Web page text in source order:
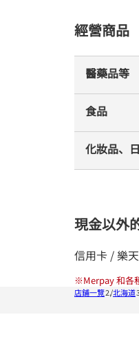
經營商品
醫藥品等
食品
化妝品、
現金以外
信用卡 / 樂
※Merpay 和各
店鋪一覽 北海道